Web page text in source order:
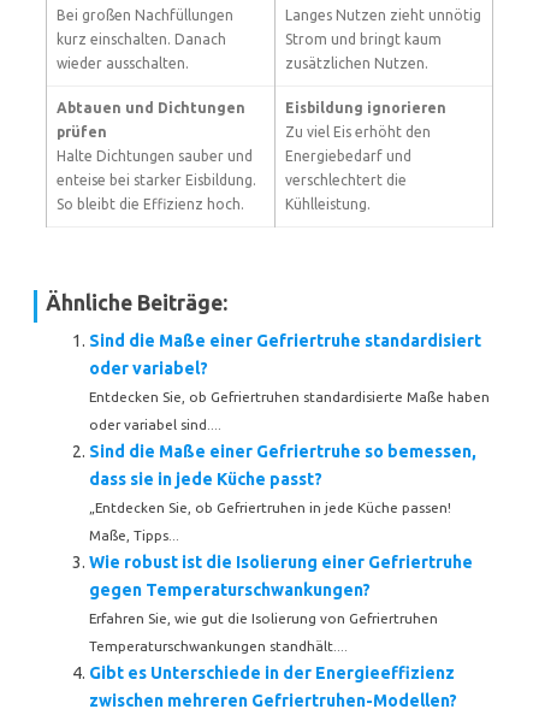
Bei großen Nachfüllungen
kurz einschalten. Danach
wieder ausschalten.
Langes Nutzen zieht unnötig
Strom und bringt kaum
zusätzlichen Nutzen.
Abtauen und Dichtungen
prüfen
Halte Dichtungen sauber und
enteise bei starker Eisbildung.
So bleibt die Effizienz hoch.
Eisbildung ignorieren
Zu viel Eis erhöht den
Energiebedarf und
verschlechtert die
Kühlleistung.
Ähnliche Beiträge:
Sind die Maße einer Gefriertruhe standardisiert
oder variabel?
Entdecken Sie, ob Gefriertruhen standardisierte Maße haben
oder variabel sind....
Sind die Maße einer Gefriertruhe so bemessen,
dass sie in jede Küche passt?
„Entdecken Sie, ob Gefriertruhen in jede Küche passen!
Maße, Tipps...
Wie robust ist die Isolierung einer Gefriertruhe
gegen Temperaturschwankungen?
Erfahren Sie, wie gut die Isolierung von Gefriertruhen
Temperaturschwankungen standhält....
Gibt es Unterschiede in der Energieeffizienz
zwischen mehreren Gefriertruhen-Modellen?